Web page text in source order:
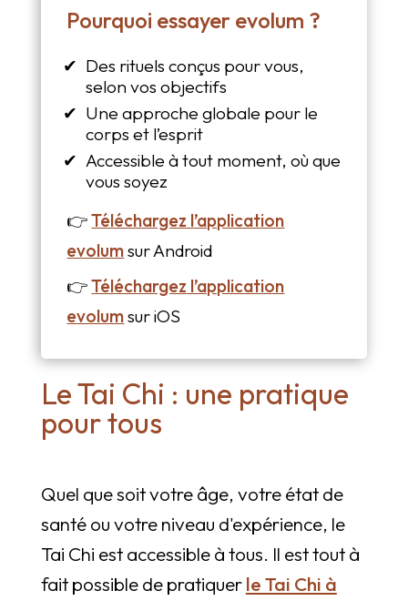
Pourquoi essayer evolum ?
Des rituels conçus pour vous,
selon vos objectifs
Une approche globale pour le
corps et l’esprit
Accessible à tout moment, où que
vous soyez
👉Téléchargez l’application
evolumsur Android
👉Téléchargez l’application
evolumsur iOS
Le Tai Chi : une pratique
pour tous
Quel que soit votre âge, votre état de
santé ou votre niveau d'expérience, le
Tai Chi est accessible à tous. Il est tout à
fait possible de pratiquerle Tai Chi à